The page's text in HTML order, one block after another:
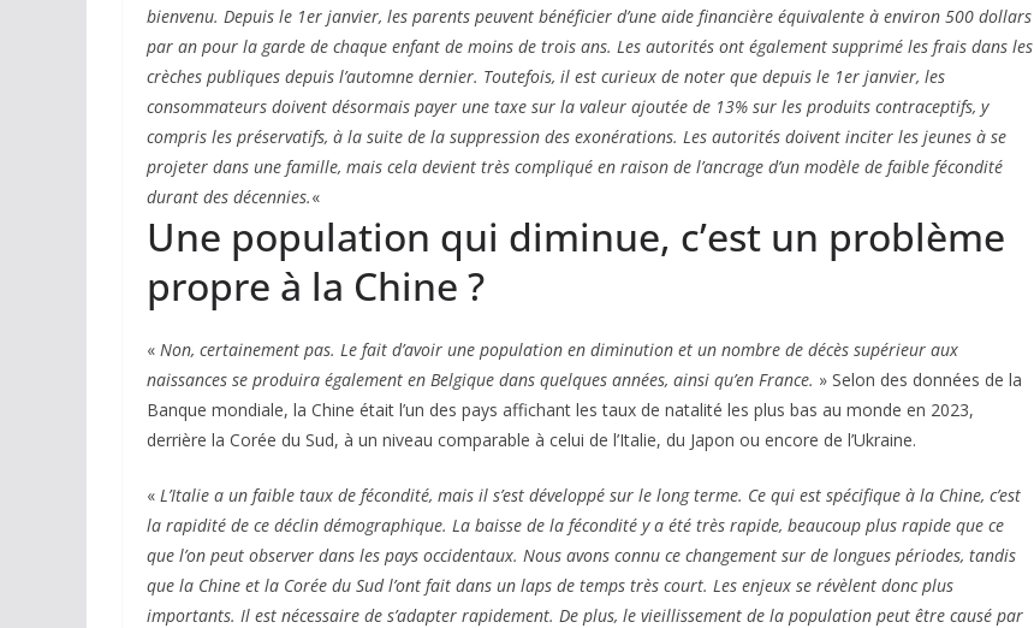
bienvenu. Depuis le 1er janvier, les parents peuvent bénéficier d’une aide financière équivalente à environ 500 dollars
par an pour la garde de chaque enfant de moins de trois ans. Les autorités ont également supprimé les frais dans les
crèches publiques depuis l’automne dernier. Toutefois, il est curieux de noter que depuis le 1er janvier, les
consommateurs doivent désormais payer une taxe sur la valeur ajoutée de 13% sur les produits contraceptifs, y
compris les préservatifs, à la suite de la suppression des exonérations. Les autorités doivent inciter les jeunes à se
projeter dans une famille, mais cela devient très compliqué en raison de l’ancrage d’un modèle de faible fécondité
durant des décennies.«
Une population qui diminue, c’est un problème
propre à la Chine ?
« Non, certainement pas. Le fait d’avoir une population en diminution et un nombre de décès supérieur aux
naissances se produira également en Belgique dans quelques années, ainsi qu’en France. » Selon des données de la
Banque mondiale, la Chine était l’un des pays affichant les taux de natalité les plus bas au monde en 2023,
derrière la Corée du Sud, à un niveau comparable à celui de l’Italie, du Japon ou encore de l’Ukraine.
« L’Italie a un faible taux de fécondité, mais il s’est développé sur le long terme. Ce qui est spécifique à la Chine, c’est
la rapidité de ce déclin démographique. La baisse de la fécondité y a été très rapide, beaucoup plus rapide que ce
que l’on peut observer dans les pays occidentaux. Nous avons connu ce changement sur de longues périodes, tandis
que la Chine et la Corée du Sud l’ont fait dans un laps de temps très court. Les enjeux se révèlent donc plus
importants. Il est nécessaire de s’adapter rapidement. De plus, le vieillissement de la population peut être causé par